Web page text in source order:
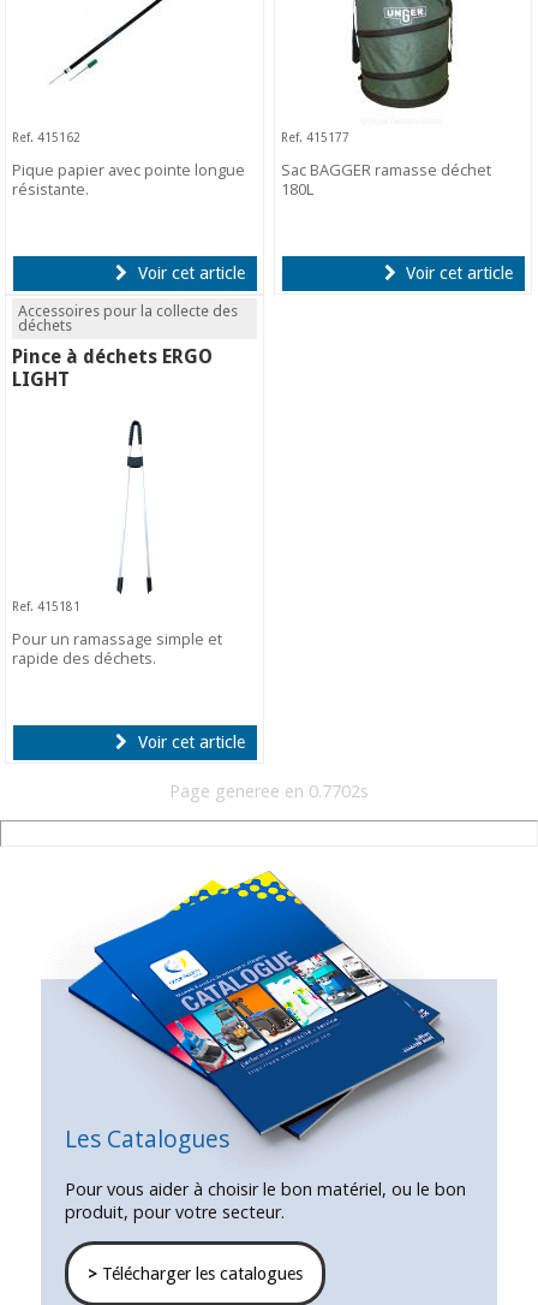
Ref. 415162
Pique papier avec pointe longue
résistante.
Voir cet article
Ref. 415177
Sac BAGGER ramasse déchet
180L
Voir cet article
Accessoires pour la collecte des
déchets
Pince à déchets ERGO
LIGHT
Ref. 415181
Pour un ramassage simple et
rapide des déchets.
Voir cet article
Page generee en 0.7702s
Les Catalogues
Pour vous aider à choisir le bon matériel, ou le bon
produit, pour votre secteur.
>Télécharger les catalogues